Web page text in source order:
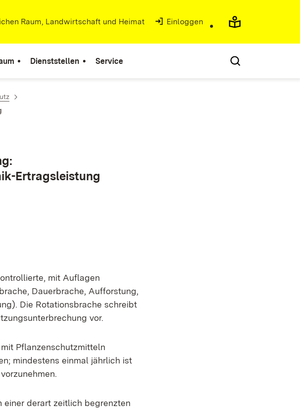
Raum, Landwirtschaft und Heimat (Öffnet in neuem Fenster)
Einloggen
Dienststellen Service
Ertragsleistung
mit Auflagen
Dauerbrache, Aufforstung,
Die Rotationsbrache schreibt
vor.
Pflanzenschutzmitteln
mindestens einmal jährlich ist
einer derart zeitlich begrenzten